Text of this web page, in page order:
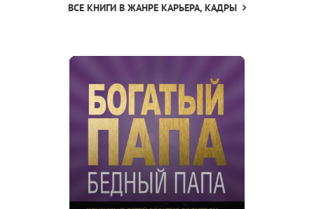
ВСЕ КНИГИ В ЖАНРЕ КАРЬЕРА, КАДРЫ